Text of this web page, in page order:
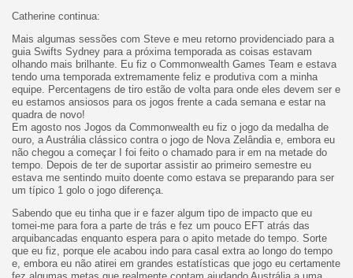
Catherine continua:
Mais algumas sessões com Steve e meu retorno providenciado para a
guia Swifts Sydney para a próxima temporada as coisas estavam
olhando mais brilhante. Eu fiz o Commonwealth Games Team e estava
tendo uma temporada extremamente feliz e produtiva com a minha
equipe. Percentagens de tiro estão de volta para onde eles devem ser e
eu estamos ansiosos para os jogos frente a cada semana e estar na
quadra de novo!
Em agosto nos Jogos da Commonwealth eu fiz o jogo da medalha de
ouro, a Austrália clássico contra o jogo de Nova Zelândia e, embora eu
não chegou a começar I foi feito o chamado para ir em na metade do
tempo. Depois de ter de suportar assistir ao primeiro semestre eu
estava me sentindo muito doente como estava se preparando para ser
um típico 1 golo o jogo diferença.
Sabendo que eu tinha que ir e fazer algum tipo de impacto que eu
tomei-me para fora a parte de trás e fez um pouco EFT atrás das
arquibancadas enquanto espera para o apito metade do tempo. Sorte
que eu fiz, porque ele acabou indo para casal extra ao longo do tempo
e, embora eu não atirei em grandes estatísticas que jogo eu certamente